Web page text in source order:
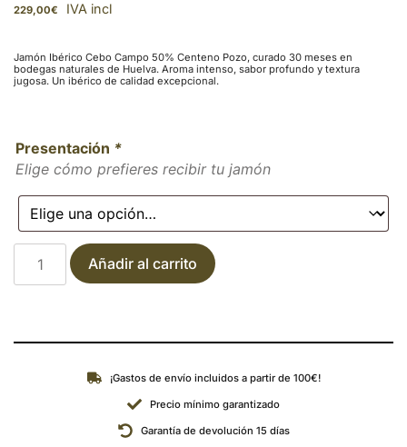
229,00€ IVA incl
Jamón Ibérico Cebo Campo 50% Centeno Pozo, curado 30 meses en
bodegas naturales de Huelva. Aroma intenso, sabor profundo y textura
jugosa. Un ibérico de calidad excepcional.
Presentación *
Elige cómo prefieres recibir tu jamón
Añadir al carrito
¡Gastos de envío incluidos a partir de 100€!
Precio mínimo garantizado
Garantía de devolución 15 días